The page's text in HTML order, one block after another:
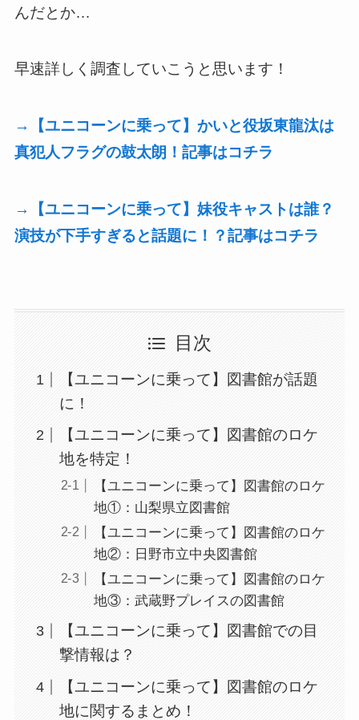
んだとか…
早速詳しく調査していこうと思います！
→【ユニコーンに乗って】かいと役坂東龍汰は
真犯人フラグの鼓太朗！記事はコチラ
→【ユニコーンに乗って】妹役キャストは誰？
演技が下手すぎると話題に！？記事はコチラ
目次
【ユニコーンに乗って】図書館が話題
に！
【ユニコーンに乗って】図書館のロケ
地を特定！
【ユニコーンに乗って】図書館のロケ
地①：山梨県立図書館
【ユニコーンに乗って】図書館のロケ
地②：日野市立中央図書館
【ユニコーンに乗って】図書館のロケ
地③：武蔵野プレイスの図書館
【ユニコーンに乗って】図書館での目
撃情報は？
【ユニコーンに乗って】図書館のロケ
地に関するまとめ！